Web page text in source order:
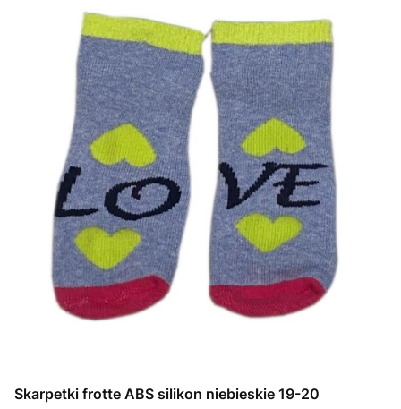
Skarpetki frotte ABS silikon niebieskie 19-20